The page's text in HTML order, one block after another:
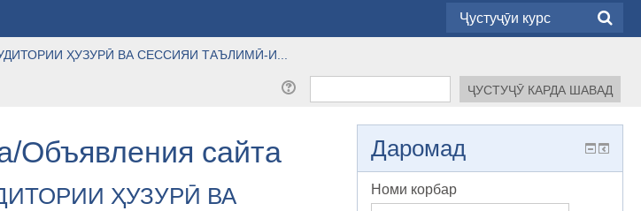
ҲУЗУРӢ ВА СЕССИЯИ ТАЪЛИМӢ-И...
Объявления сайта
ҲУЗУРӢ ВА
Даромад
Номи корбар